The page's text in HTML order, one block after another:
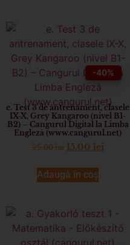
-40%
e. Test 3 de antrenament, clasele
IX-X, Grey Kangaroo (nivel B1-
B2) – Cangurul Digital la Limba
Engleză (www.cangurul.net)
25.00lei 15.00 lei
Adaugă în coș